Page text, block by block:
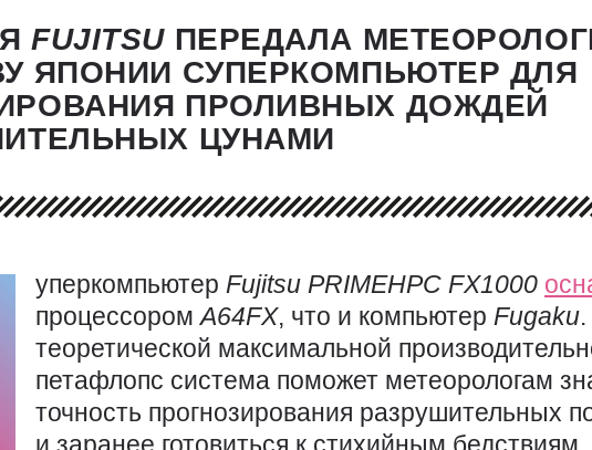
FUJITSU ПЕРЕДАЛА
ЯПОНИИ СУПЕРКОМПЬЮТЕР ДЛЯ
ПРОЛИВНЫХ ДОЖДЕЙ
ЦУНАМИ
уперкомпьютер Fujitsu PRIMEHPC FX1000
процессоромA64FX, что и компьютер Fugaku
теоретической максимальной
петафлопс система поможет метеорологам
точность прогнозирования разрушительных